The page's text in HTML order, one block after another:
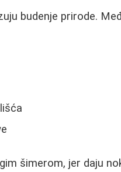
budenje prirode.
šimerom, jer daju